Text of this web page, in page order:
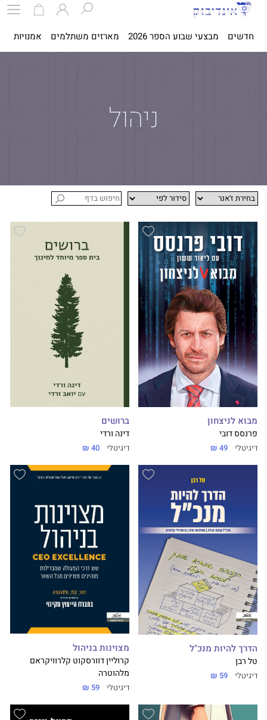
חדשים מבצעי שבוע הספר 2026 מארזים משתלמים אמנויות
ניהול
מבוא לניצחון
פרנסס דובי
דיגיטלי 49 ₪
ברושים
דינה ורדי
דיגיטלי 40 ₪
הדרך להיות מנכ"ל
טל רבן
דיגיטלי 59 ₪
מצוינות בניהול
קרוליין דוורסקוט קלרוויקראם
מלהוטרה
דיגיטלי 59 ₪